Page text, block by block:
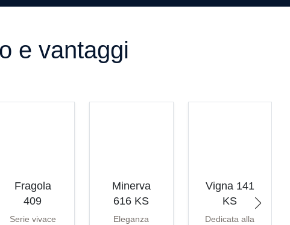
e vantaggi
Fragola
409
Serie vivace
Minerva
616 KS
Eleganza
Vigna 141
KS
Dedicata alla